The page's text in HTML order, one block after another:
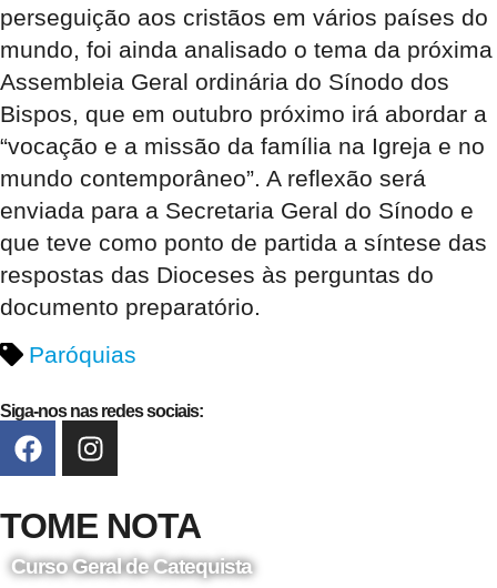
perseguição aos cristãos em vários países do
mundo, foi ainda analisado o tema da próxima
Assembleia Geral ordinária do Sínodo dos
Bispos, que em outubro próximo irá abordar a
“vocação e a missão da família na Igreja e no
mundo contemporâneo”. A reflexão será
enviada para a Secretaria Geral do Sínodo e
que teve como ponto de partida a síntese das
respostas das Dioceses às perguntas do
documento preparatório.
Paróquias
Siga-nos nas redes sociais:
TOME NOTA
Curso Geral de Catequista